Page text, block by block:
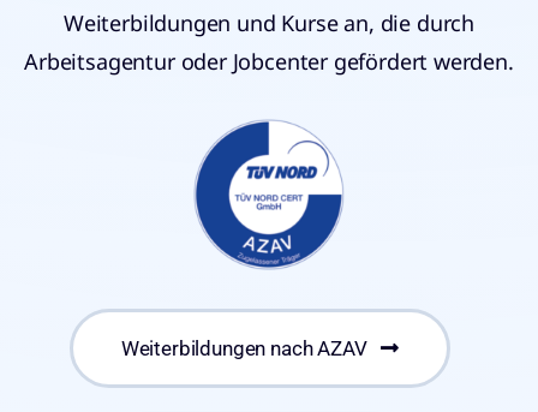
Weiterbildungen und Kurse an, die durch
Arbeitsagentur oder Jobcenter gefördert werden.
Weiterbildungen nach AZAV